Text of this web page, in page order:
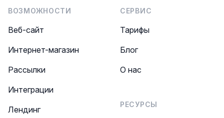
ВОЗМОЖНОСТИ
Веб-сайт
Интернет-магазин
Рассылки
Интеграции
Лендинг
СЕРВИС
Тарифы
Блог
О нас
РЕСУРСЫ